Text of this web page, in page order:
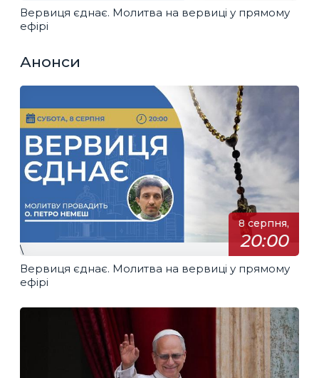
Вервиця єднає. Молитва на вервиці у прямому
ефірі
Анонси
8 серпня,
20:00
\
Вервиця єднає. Молитва на вервиці у прямому
ефірі